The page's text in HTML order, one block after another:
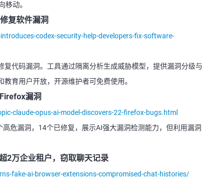
移动。
复软件漏洞
codex-security-help-developers-fix-software-
复代码漏洞。工具通过隔离分析生成威胁模型，提供漏洞分级与
育用户开放，开源维护者可免费使用。
漏洞
claude-opus-ai-model-discovers-22-firefox-bugs.html
危漏洞，14个已修复，展示AI强大漏洞检测能力，但利用漏洞
2万企业租户，窃取聊天记录
fake-ai-browser-extensions-compromised-chat-histories/